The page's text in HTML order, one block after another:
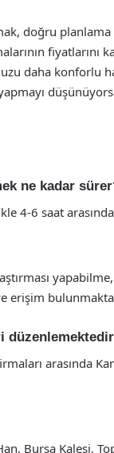
doğru
fiyatlarını
daha konforlu
ne kadar
4-6 saat
erişim
arasında
Bursa Kalesi,